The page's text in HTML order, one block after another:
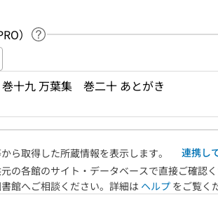
）
ヘルプページへのリンク
ワードで目次内を検索
十九 万葉集 巻二十 あとがき
ら取得した所蔵情報を表示します。
連携し
の各館のサイト・データベースで直接ご確認
館へご相談ください。詳細は ヘルプ をご覧く